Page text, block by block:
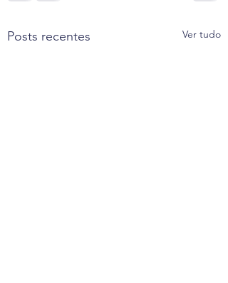
Posts recentes Ver tudo